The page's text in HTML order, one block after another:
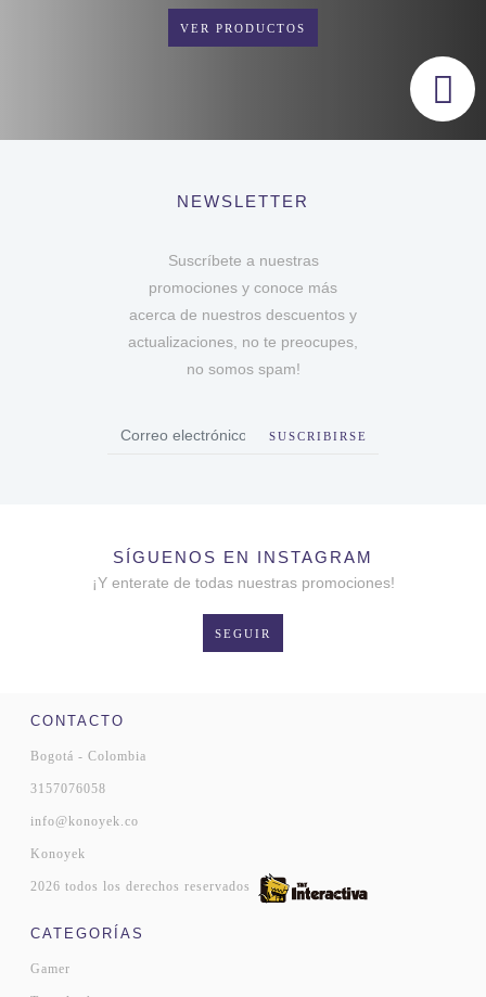
VER PRODUCTOS
NEWSLETTER
Suscríbete a nuestras
promociones y conoce más
acerca de nuestros descuentos y
actualizaciones, no te preocupes,
no somos spam!
SUSCRIBIRSE
SÍGUENOS EN INSTAGRAM
¡Y enterate de todas nuestras promociones!
SEGUIR
CONTACTO
Bogotá - Colombia
3157076058
info@konoyek.co
Konoyek
2026 todos los derechos reservados
CATEGORÍAS
Gamer